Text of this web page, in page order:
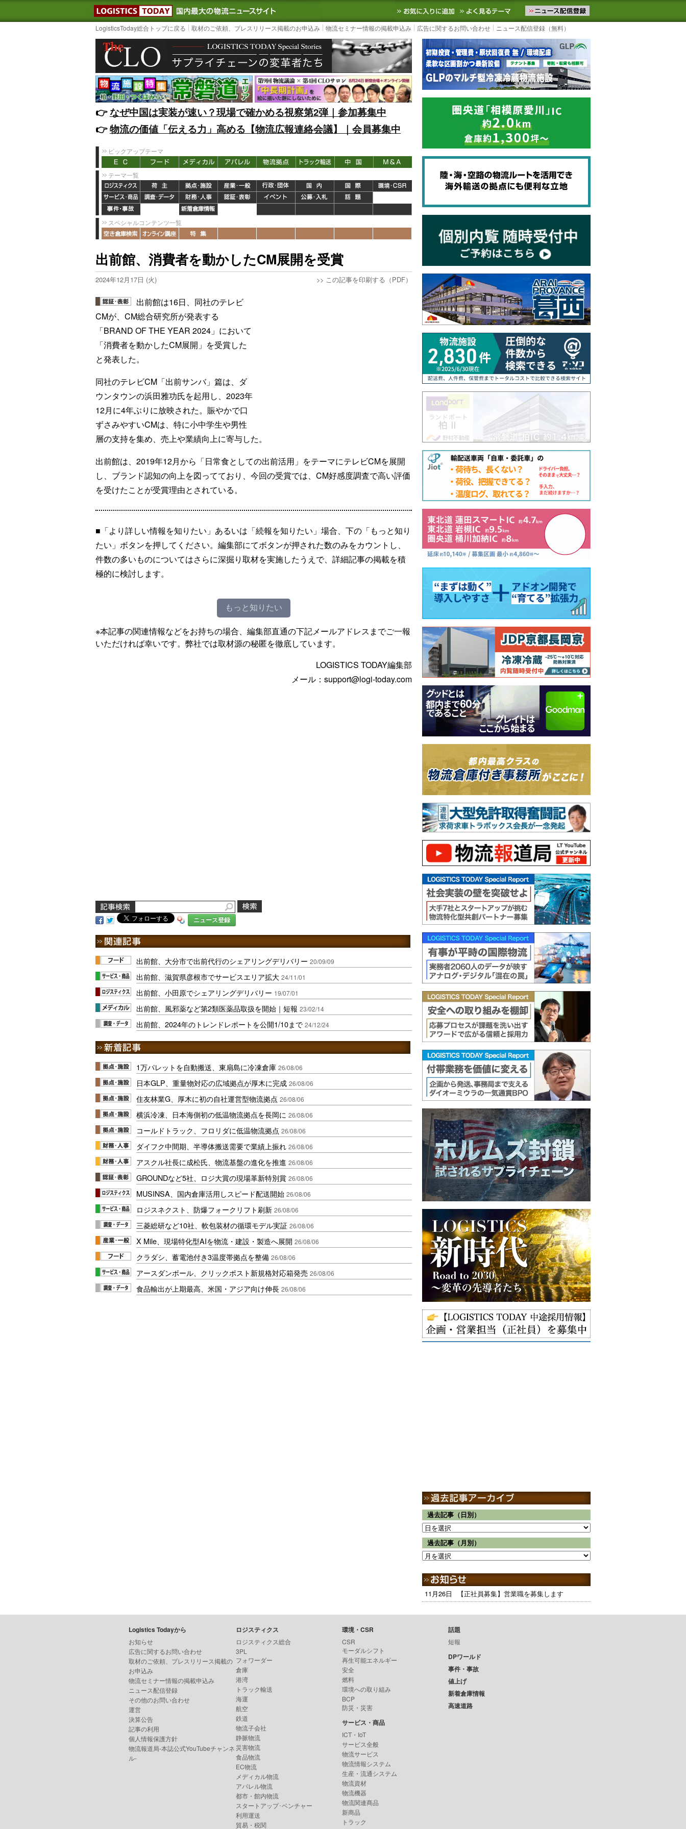
LOGISTICS TODAY｜国内最大の物流ニュースサイト3PL, SCMなど国内外の最新の物流ニュースをお届けします。物流ニュースメール配信を登録す
お気に入りに追加 よく見るテーマ
LogisticsToday総合トップに戻る 取材のご依頼、プレスリリース掲載のお申込み 物流セミナー情報の掲載申込み 広告に関するお問い合わせ ニュース配信登録（無料）
👉️なぜ中国は実装が速い？現場で確かめる視察第2弾｜参加募集中
👉️物流の価値「伝える力」高める【物流広報連絡会議】｜会員募集中
ピックアップテーマ
テーマ一覧
スペシャルコンテンツ一覧
出前館、消費者を動かしたCM展開を受賞
2024年12月17日 (火) >> この記事を印刷する（PDF）
出前館は16日、同社のテレビ
CMが、CM総合研究所が発表する
「BRAND OF THE YEAR 2024」において
「消費者を動かしたCM展開」を受賞した
と発表した。
同社のテレビCM「出前サンバ」篇は、ダ
ウンタウンの浜田雅功氏を起用し、2023年
12月に4年ぶりに放映された。賑やかで口
ずさみやすいCMは、特に小中学生や男性
層の支持を集め、売上や業績向上に寄与した。
出前館は、2019年12月から「日常食としての出前活用」をテーマにテレビCMを展開
し、ブランド認知の向上を図ってており、今回の受賞では、CM好感度調査で高い評価
を受けたことが受賞理由とされている。
■「より詳しい情報を知りたい」あるいは「続報を知りたい」場合、下の「もっと知り
たい」ボタンを押してください。編集部にてボタンが押された数のみをカウントし、
件数の多いものについてはさらに深掘り取材を実施したうえで、詳細記事の掲載を積
極的に検討します。
もっと知りたい
※本記事の関連情報などをお持ちの場合、編集部直通の下記メールアドレスまでご一報
いただければ幸いです。弊社では取材源の秘匿を徹底しています。
LOGISTICS TODAY編集部
メール：support@logi-today.com
ニュース登録
出前館、大分市で出前代行のシェアリングデリバリー 20/09/09
出前館、滋賀県彦根市でサービスエリア拡大 24/11/01
出前館、小田原でシェアリングデリバリー 19/07/01
出前館、風邪薬など第2類医薬品取扱を開始｜短報 23/02/14
出前館、2024年のトレンドレポートを公開1/10まで 24/12/24
1万パレットを自動搬送、東扇島に冷凍倉庫 26/08/06
日本GLP、重量物対応の広域拠点が厚木に完成 26/08/06
住友林業G、厚木に初の自社運営型物流拠点 26/08/06
横浜冷凍、日本海側初の低温物流拠点を長岡に 26/08/06
コールドトラック、フロリダに低温物流拠点 26/08/06
ダイフク中間期、半導体搬送需要で業績上振れ 26/08/06
アスクル社長に成松氏、物流基盤の進化を推進 26/08/06
GROUNDなど5社、ロジ大賞の現場革新特別賞 26/08/06
MUSINSA、国内倉庫活用しスピード配送開始 26/08/06
ロジスネクスト、防爆フォークリフト刷新 26/08/06
三菱総研など10社、軟包装材の循環モデル実証 26/08/06
X Mile、現場特化型AIを物流・建設・製造へ展開 26/08/06
クラダシ、蓄電池付き3温度帯拠点を整備 26/08/06
アースダンボール、クリックポスト新規格対応箱発売 26/08/06
食品輸出が上期最高、米国・アジア向け伸長 26/08/06
過去記事（日別）
過去記事（月別）
11月26日 【正社員募集】営業職を募集します
Logistics Todayから
お知らせ
広告に関するお問い合わせ
取材のご依頼、プレスリリース掲載の
お申込み
物流セミナー情報の掲載申込み
ニュース配信登録
その他のお問い合わせ
運営
決算公告
記事の利用
個人情報保護方針
物流報道局-本誌公式YouTubeチャンネ
ル-
ロジスティクス
ロジスティクス総合
3PL
フォワーダー
倉庫
港湾
トラック輸送
海運
航空
鉄道
物流子会社
静脈物流
災害物流
食品物流
EC物流
メディカル物流
アパレル物流
都市・館内物流
スタートアップ･ベンチャー
利用運送
貿易・税関
環境・CSR
CSR
モーダルシフト
再生可能エネルギー
安全
燃料
環境への取り組み
BCP
防災・災害
サービス・商品
ICT・IoT
サービス全般
物流サービス
物流情報システム
生産・流通システム
物流資材
物流機器
物流関連商品
新商品
トラック
話題
短報
DPワールド
事件・事故
値上げ
新着倉庫情報
高速道路